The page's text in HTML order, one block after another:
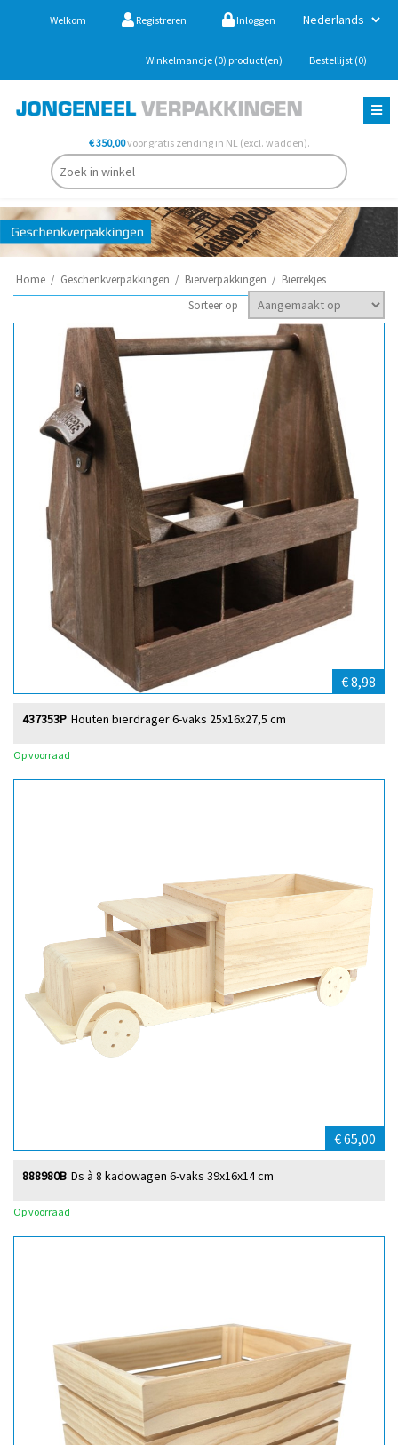
Welkom Registreren Inloggen
Winkelmandje (0) product(en) Bestellijst (0)
€ 350,00voor gratis zending in NL (excl. wadden).
Home / Geschenkverpakkingen / Bierverpakkingen / Bierrekjes
Sorteer op
€ 8,98
Houten bierdrager 6-vaks 25x16x27,5 cm
437353P
Op voorraad
€ 65,00
Ds à 8 kadowagen 6-vaks 39x16x14 cm
888980B
Op voorraad